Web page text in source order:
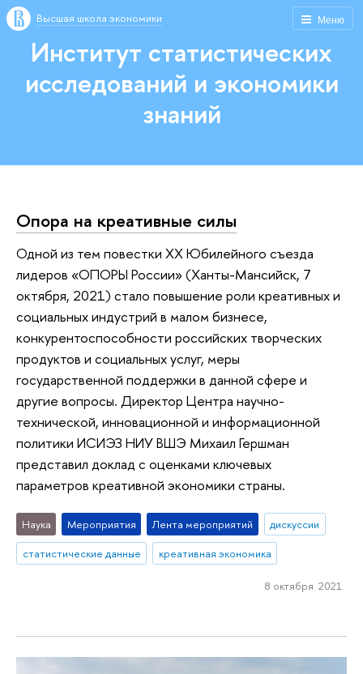
Меню
Высшая школа экономики
Институт статистических
исследований и экономики
знаний
Опора на креативные силы
Одной из тем повестки XX Юбилейного съезда
лидеров «ОПОРЫ России» (Ханты-Мансийск, 7
октября, 2021) стало повышение роли креативных и
социальных индустрий в малом бизнесе,
конкурентоспособности российских творческих
продуктов и социальных услуг, меры
государственной поддержки в данной сфере и
другие вопросы. Директор Центра научно-
технической, инновационной и информационной
политики ИСИЭЗ НИУ ВШЭ Михаил Гершман
представил доклад с оценками ключевых
параметров креативной экономики страны.
Наука Мероприятия Лента мероприятий
дискуссии
статистические данные
креативная экономика
8 октября 2021